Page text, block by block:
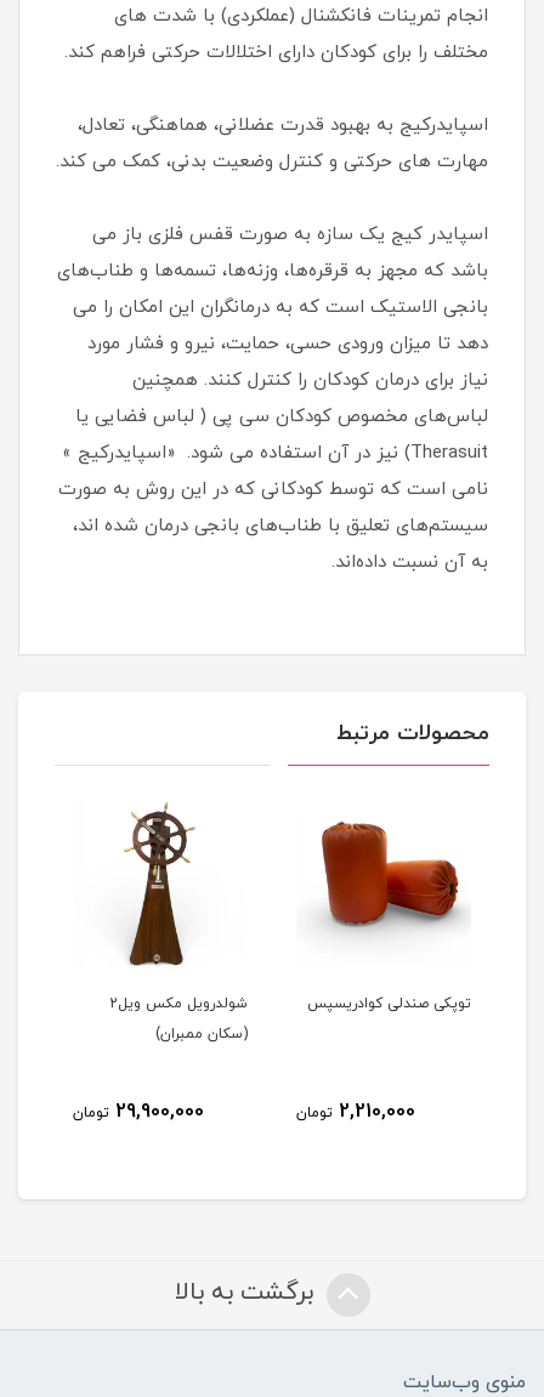
انجام تمرینات فانکشنال (عملکردی) با شدت های
مختلف را برای کودکان دارای اختلالات حرکتی فراهم کند.
اسپایدرکیج به بهبود قدرت عضلانی، هماهنگی، تعادل،
مهارت های حرکتی و کنترل وضعیت بدنی، کمک می کند.
اسپایدر کیج یک سازه به صورت قفس فلزی باز می
باشد که مجهز به قرقره‌ها، وزنه‌ها، تسمه‌ها و طناب‌های
بانجی الاستیک است که به درمانگران این امکان را می
دهد تا میزان ورودی حسی، حمایت، نیرو و فشار مورد
نیاز برای درمان کودکان را کنترل کنند. همچنین
لباس‌های مخصوص کودکان سی پی ( لباس فضایی یا
Therasuit) نیز در آن استفاده می شود. «اسپایدرکیج »
نامی است که توسط کودکانی که در این روش به صورت
سیستم‌های تعلیق با طناب‌های بانجی درمان شده اند،
به آن نسبت داده‌اند.
محصولات مرتبط
توپکی صندلی کوادریسپس
2,210,000 تومان
شولدرویل مکس ویل2
(سکان ممبران)
29,900,000 تومان
برگشت به بالا
منوی وب‌سایت